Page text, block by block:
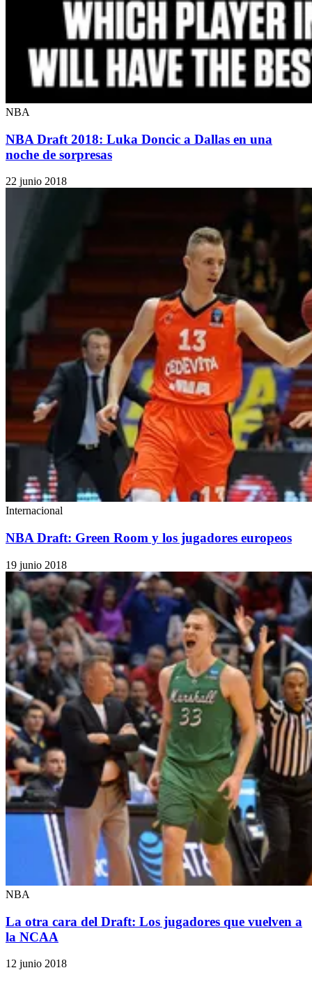
NBA
NBA Draft 2018: Luka Doncic a Dallas en una
noche de sorpresas
22 junio 2018
Internacional
NBA Draft: Green Room y los jugadores europeos
19 junio 2018
NBA
La otra cara del Draft: Los jugadores que vuelven a
la NCAA
12 junio 2018